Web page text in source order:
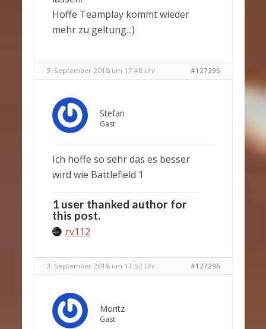
Hoffe Teamplay kommt wieder
mehr zu geltung..:)
3. September 2018 um 17:48 Uhr #127295
Stefan
Gast
Ich hoffe so sehr das es besser
wird wie Battlefield 1
1 user thanked author for
this post.
rv112
3. September 2018 um 17:52 Uhr #127296
Moritz
Gast